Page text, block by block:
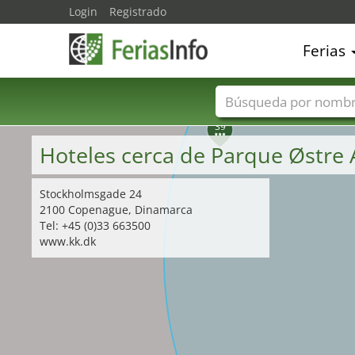
39
Hoteles cerca de Parque Østre
Stockholmsgade 24
2100 Copenague, Dinamarca
Tel: +45 (0)33 663500
www.kk.dk
Login Registrado
Ferias
Nombres de ferias